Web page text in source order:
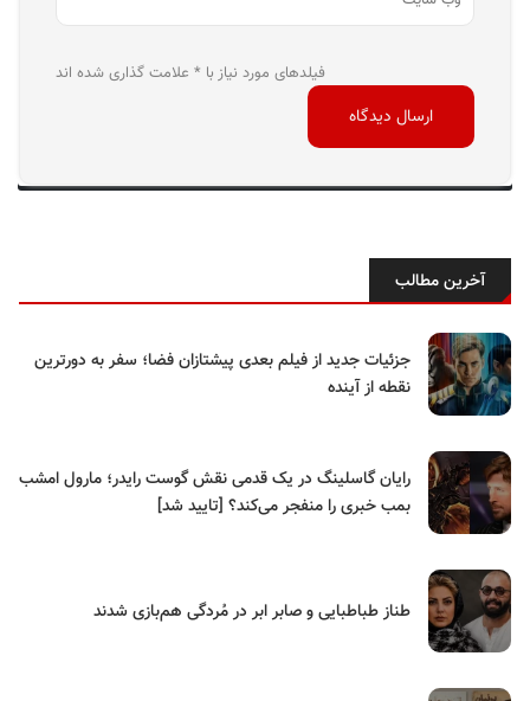
فیلدهای مورد نیاز با * علامت گذاری شده اند
آخرین مطالب
جزئیات جدید از فیلم بعدی پیشتازان فضا؛ سفر به دورترین
نقطه از آینده
رایان گاسلینگ در یک قدمی نقش گوست رایدر؛ مارول امشب
بمب خبری را منفجر می‌کند؟ [تایید شد]
طناز طباطبایی و صابر ابر در مُردگی هم‌بازی شدند